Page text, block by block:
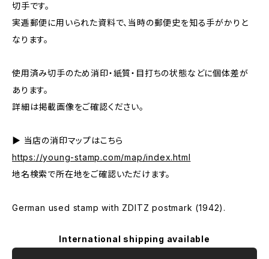
切手です。
実逓郵便に用いられた資料で、当時の郵便史を知る手がかりと
なります。
使用済み切手のため消印・紙質・目打ちの状態などに個体差が
あります。
詳細は掲載画像をご確認ください。
▶ 当店の消印マップはこちら
https://young-stamp.com/map/index.html
地名検索で所在地をご確認いただけます。
German used stamp with ZDITZ postmark (1942).
International shipping available